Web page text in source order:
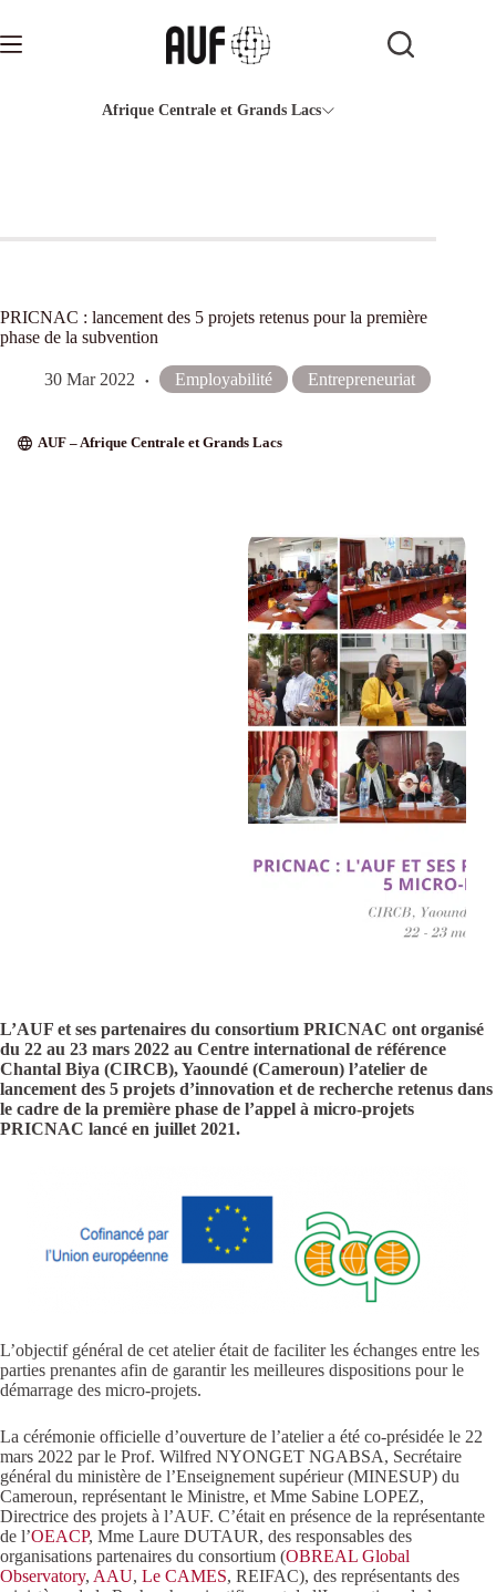
contenu
Afrique Centrale et Grands Lacs
PRICNAC : lancement des 5 projets retenus pour la première
phase de la subvention
30 Mar 2022 Employabilité Entrepreneuriat
AUF – Afrique Centrale et Grands Lacs
L’AUF et ses partenaires du consortium PRICNAC ont organisé
du 22 au 23 mars 2022 au Centre international de référence
Chantal Biya (CIRCB), Yaoundé (Cameroun) l’atelier de
lancement des 5 projets d’innovation et de recherche retenus dans
le cadre de la première phase de l’appel à micro-projets
PRICNAC lancé en juillet 2021.
L’objectif général de cet atelier était de faciliter les échanges entre les
parties prenantes afin de garantir les meilleures dispositions pour le
démarrage des micro-projets.
La cérémonie officielle d’ouverture de l’atelier a été co-présidée le 22
mars 2022 par le Prof. Wilfred NYONGET NGABSA, Secrétaire
général du ministère de l’Enseignement supérieur (MINESUP) du
Cameroun, représentant le Ministre, et Mme Sabine LOPEZ,
Directrice des projets à l’AUF. C’était en présence de la représentante
de l’OEACP, Mme Laure DUTAUR, des responsables des
organisations partenaires du consortium (OBREAL Global
Observatory, AAU, Le CAMES, REIFAC), des représentants des